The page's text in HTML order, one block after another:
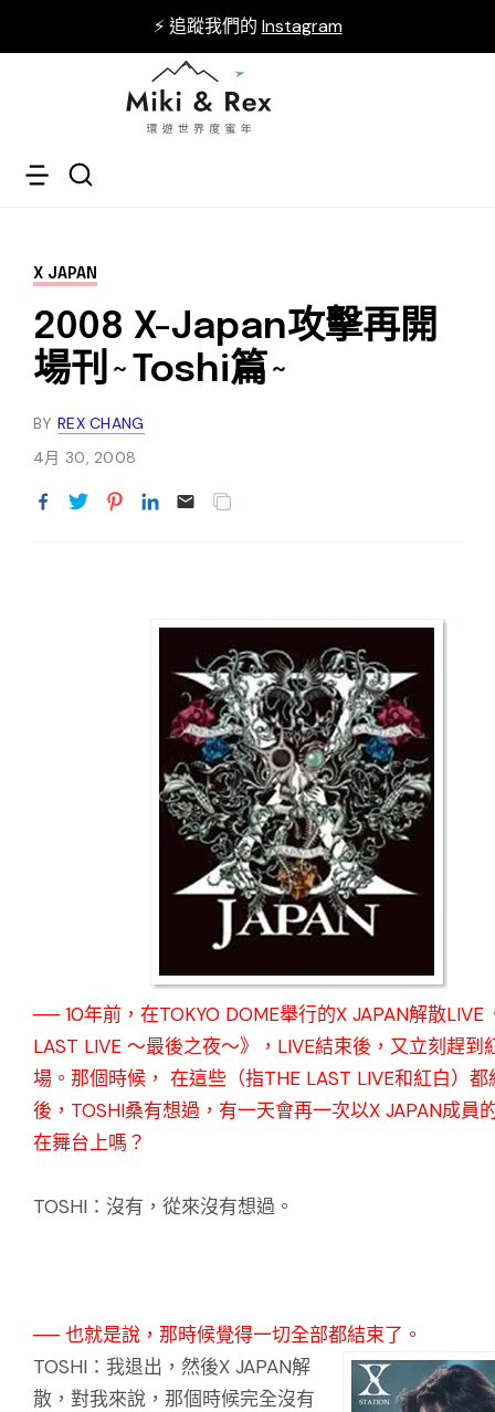
⚡ 追蹤我們的 Instagram
X JAPAN
2008 X-Japan攻擊再開
場刊~Toshi篇~
BY REX CHANG
4月 30, 2008
── 10年前，在TOKYO DOME舉行的X JAPAN解散LIVE
LAST LIVE ～最後之夜～》，LIVE結束後，又立刻趕到
場。那個時候， 在這些（指THE LAST LIVE和紅白）都
後，TOSHI桑有想過，有一天會再一次以X JAPAN成員
在舞台上嗎？
TOSHI：沒有，從來沒有想過。
── 也就是說，那時候覺得一切全部都結束了。
TOSHI：我退出，然後X JAPAN解
散，對我來說，那個時候完全沒有